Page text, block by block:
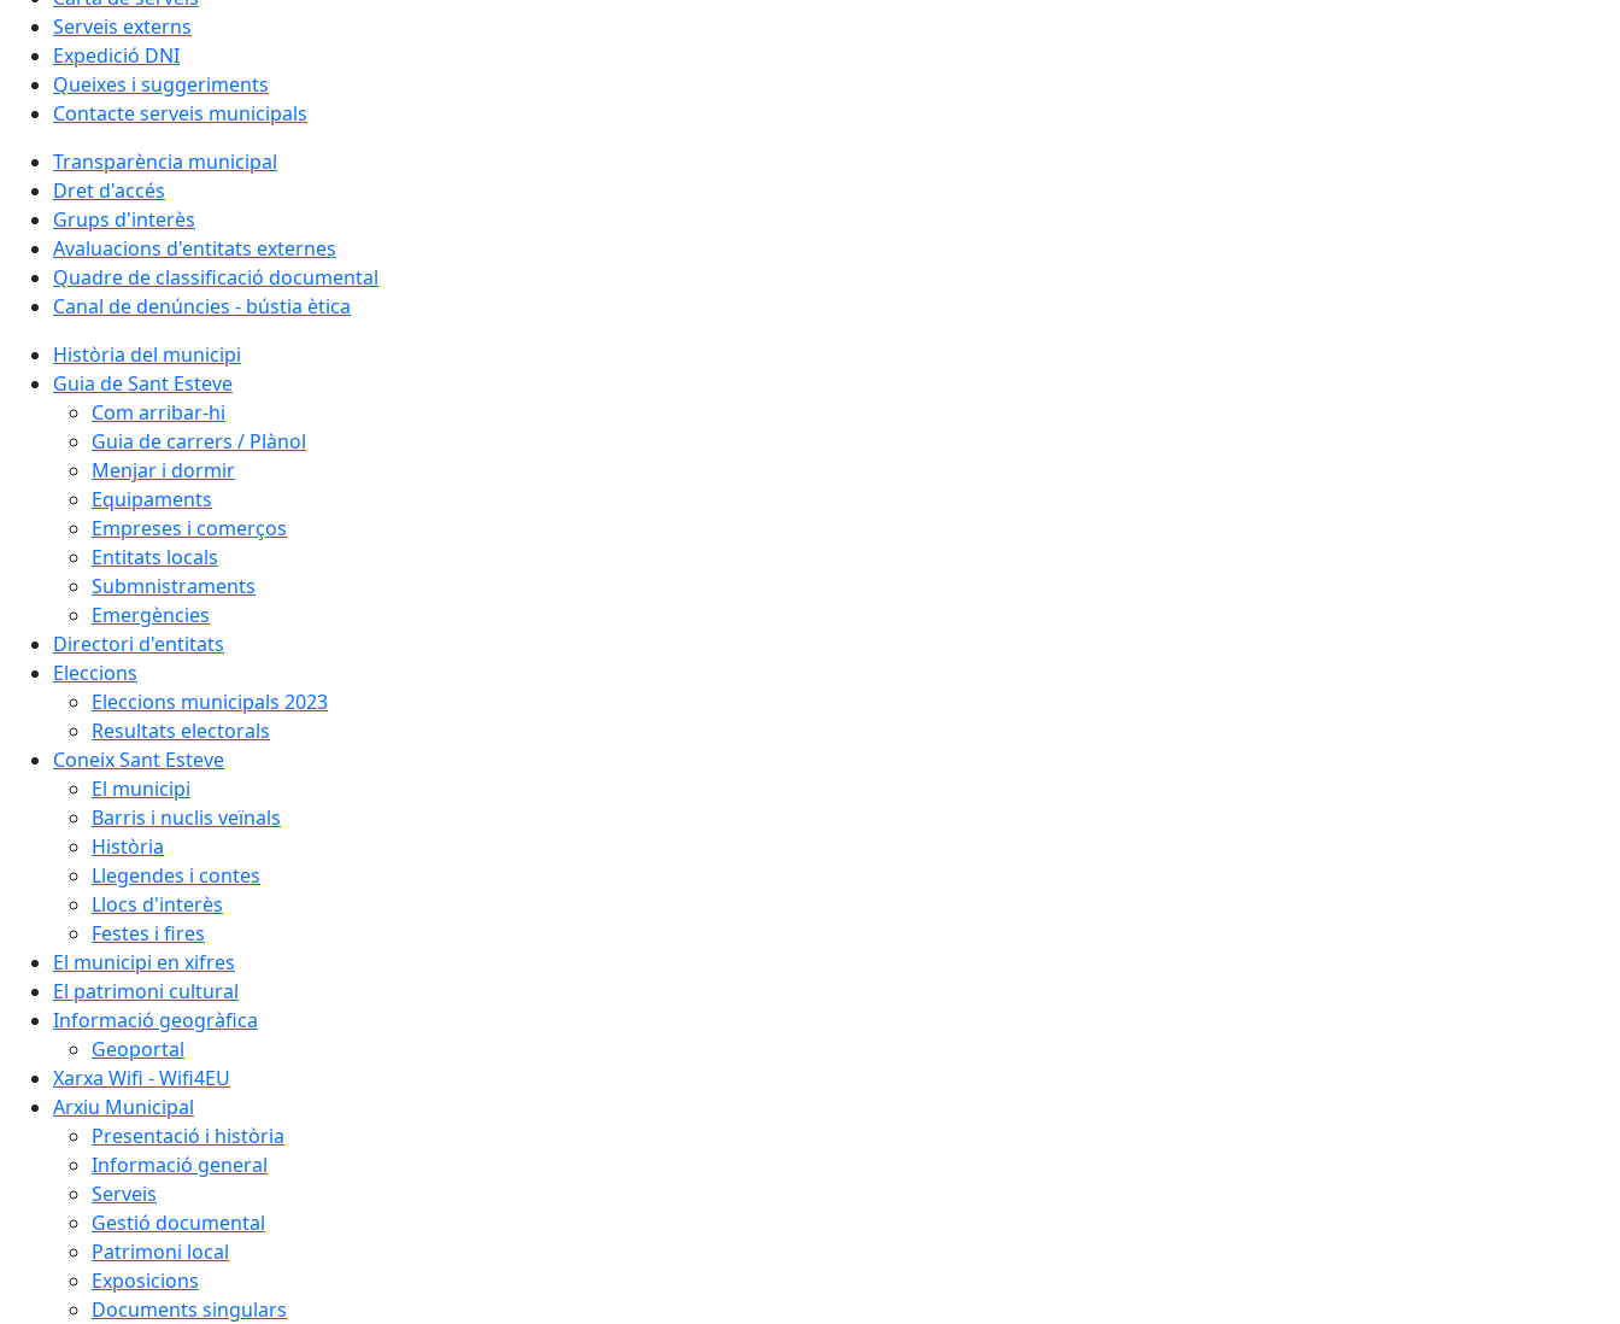
Serveis externs
Expedició DNI
Queixes i suggeriments
Contacte serveis municipals
Transparència municipal
Dret d'accés
Grups d'interès
Avaluacions d'entitats externes
Quadre de classificació documental
Canal de denúncies - bústia ètica
Història del municipi
Guia de Sant Esteve
Com arribar-hi
Guia de carrers / Plànol
Menjar i dormir
Equipaments
Empreses i comerços
Entitats locals
Submnistraments
Emergències
Directori d'entitats
Eleccions
Eleccions municipals 2023
Resultats electorals
Coneix Sant Esteve
El municipi
Barris i nuclis veïnals
Història
Llegendes i contes
Llocs d'interès
Festes i fires
El municipi en xifres
El patrimoni cultural
Informació geogràfica
Geoportal
Xarxa Wifi - Wifi4EU
Arxiu Municipal
Presentació i història
Informació general
Serveis
Gestió documental
Patrimoni local
Exposicions
Documents singulars